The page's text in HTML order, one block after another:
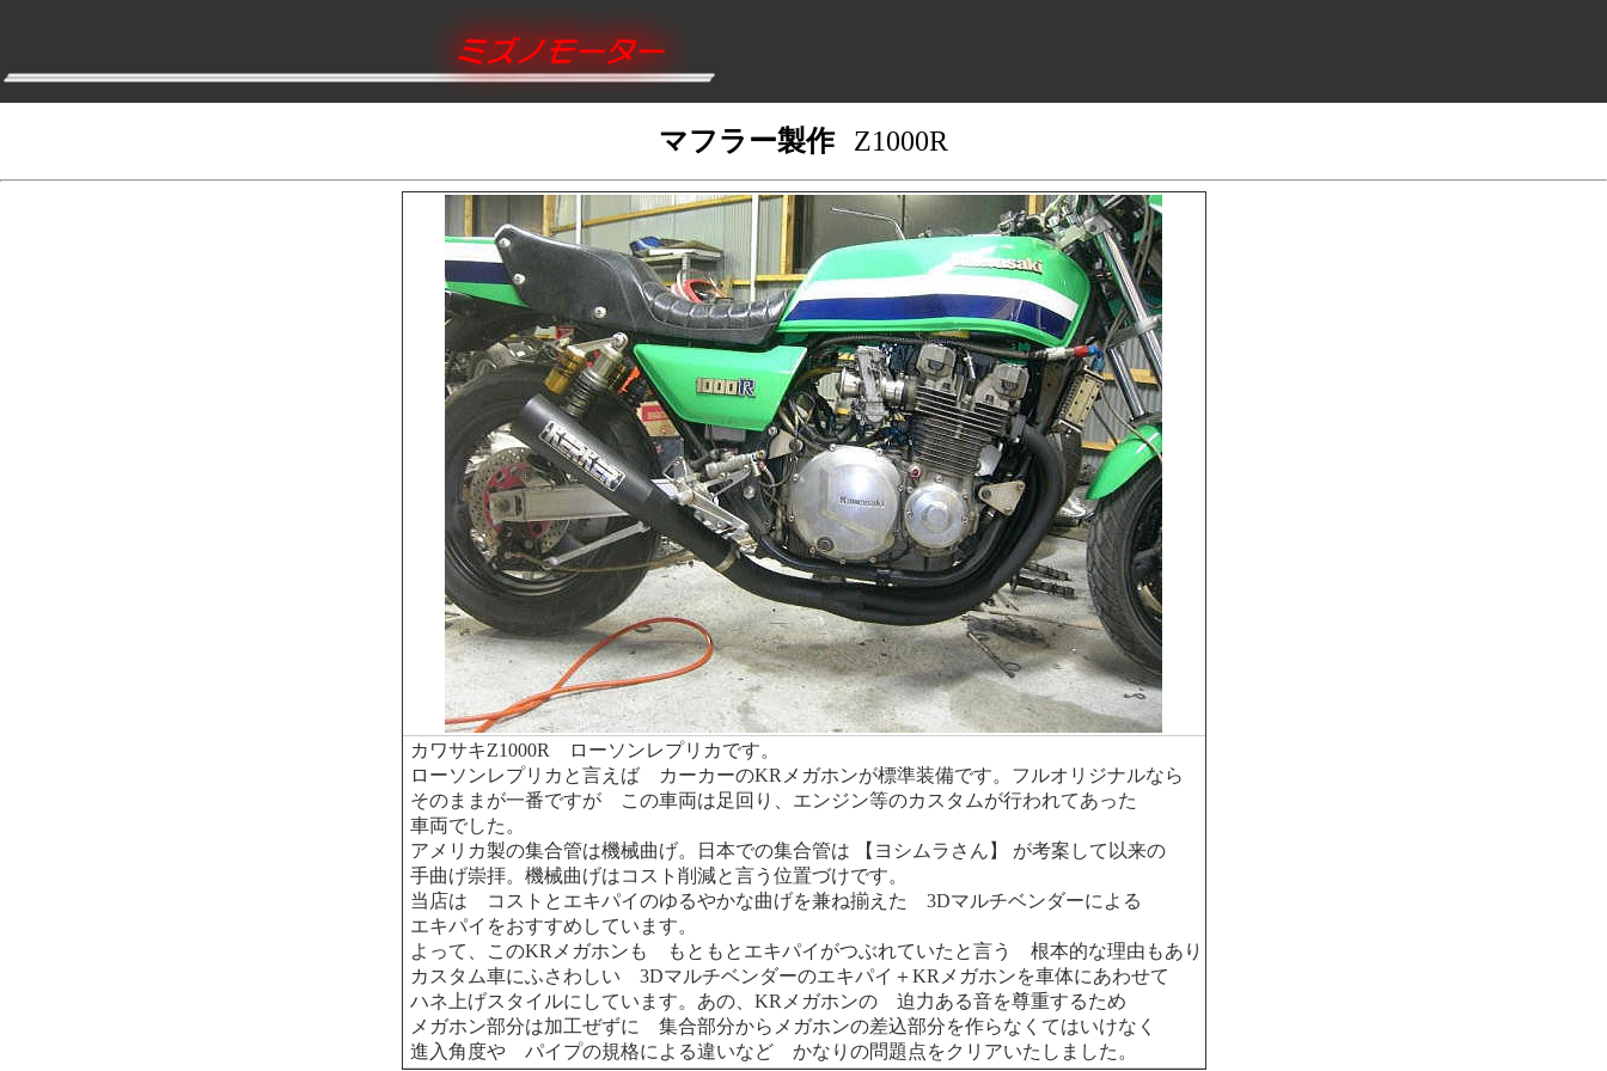
マフラー製作 Z1000R
カワサキZ1000R ローソンレプリカです。
ローソンレプリカと言えば カーカーのKRメガホンが標準装備です。フルオリジナルなら
そのままが一番ですが この車両は足回り、エンジン等のカスタムが行われてあった
車両でした。
アメリカ製の集合管は機械曲げ。日本での集合管は 【ヨシムラさん】 が考案して以来の
手曲げ崇拝。機械曲げはコスト削減と言う位置づけです。
当店は コストとエキパイのゆるやかな曲げを兼ね揃えた 3Dマルチベンダーによる
エキパイをおすすめしています。
よって、このKRメガホンも もともとエキパイがつぶれていたと言う 根本的な理由もあり
カスタム車にふさわしい 3Dマルチベンダーのエキパイ＋KRメガホンを車体にあわせて
ハネ上げスタイルにしています。あの、KRメガホンの 迫力ある音を尊重するため
メガホン部分は加工ぜずに 集合部分からメガホンの差込部分を作らなくてはいけなく
進入角度や パイプの規格による違いなど かなりの問題点をクリアいたしました。